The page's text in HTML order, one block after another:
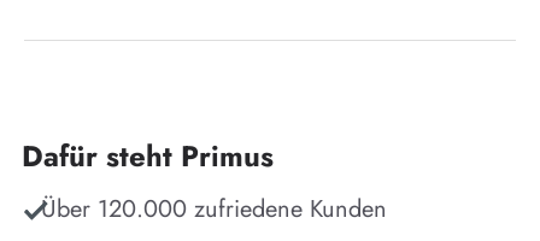
Dafür steht Primus
Über 120.000 zufriedene Kunden